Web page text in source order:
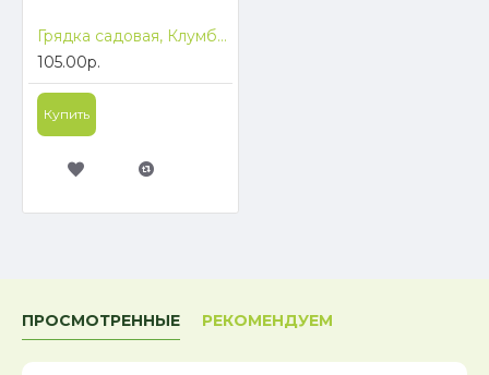
Грядка садовая, Клумба 600мм*2000мм ComfortProm, строганная толщиной 20мм
105.00р.
Купить
ПРОСМОТРЕННЫЕ РЕКОМЕНДУЕМ